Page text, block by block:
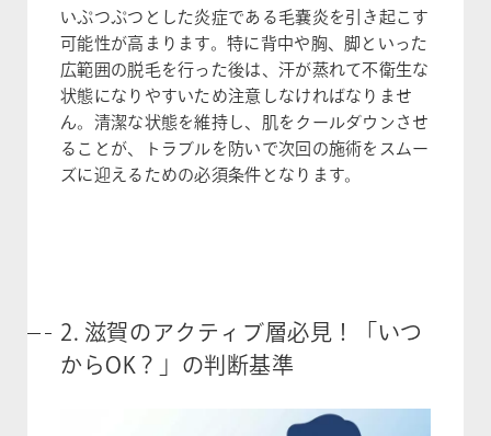
いぷつぷつとした炎症である毛嚢炎を引き起こす
可能性が高まります。特に背中や胸、脚といった
広範囲の脱毛を行った後は、汗が蒸れて不衛生な
状態になりやすいため注意しなければなりませ
ん。清潔な状態を維持し、肌をクールダウンさせ
ることが、トラブルを防いで次回の施術をスムー
ズに迎えるための必須条件となります。
2. 滋賀のアクティブ層必見！「いつ
からOK？」の判断基準